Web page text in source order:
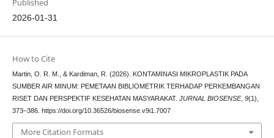
Published
2026-01-31
How to Cite
Martin, O. R. M., & Kardiman, R. (2026). KONTAMINASI MIKROPLASTIK PADA
SUMBER AIR MINUM: PEMETAAN BIBLIOMETRIK TERHADAP PERKEMBANGAN
RISET DAN PERSPEKTIF KESEHATAN MASYARAKAT. JURNAL BIOSENSE, 9(1),
373–386. https://doi.org/10.36526/biosense.v9i1.7007
More Citation Formats